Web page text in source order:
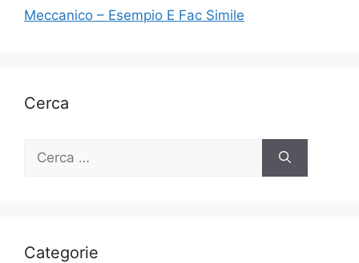
Meccanico – Esempio E Fac Simile
Cerca
per:
Categorie